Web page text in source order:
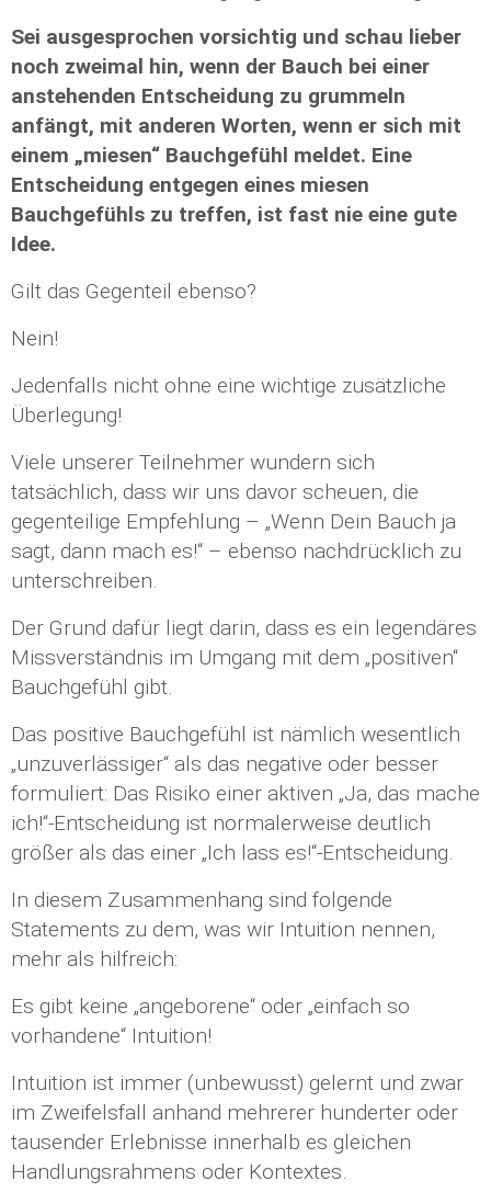
Sei ausgesprochen vorsichtig und schau lieber
noch zweimal hin, wenn der Bauch bei einer
anstehenden Entscheidung zu grummeln
anfängt, mit anderen Worten, wenn er sich mit
einem „miesen“ Bauchgefühl meldet. Eine
Entscheidung entgegen eines miesen
Bauchgefühls zu treffen, ist fast nie eine gute
Idee.
Gilt das Gegenteil ebenso?
Nein!
Jedenfalls nicht ohne eine wichtige zusätzliche
Überlegung!
Viele unserer Teilnehmer wundern sich
tatsächlich, dass wir uns davor scheuen, die
gegenteilige Empfehlung – „Wenn Dein Bauch ja
sagt, dann mach es!“ – ebenso nachdrücklich zu
unterschreiben.
Der Grund dafür liegt darin, dass es ein legendäres
Missverständnis im Umgang mit dem „positiven“
Bauchgefühl gibt.
Das positive Bauchgefühl ist nämlich wesentlich
„unzuverlässiger“ als das negative oder besser
formuliert: Das Risiko einer aktiven „Ja, das mache
ich!“-Entscheidung ist normalerweise deutlich
größer als das einer „Ich lass es!“-Entscheidung.
In diesem Zusammenhang sind folgende
Statements zu dem, was wir Intuition nennen,
mehr als hilfreich:
Es gibt keine „angeborene“ oder „einfach so
vorhandene“ Intuition!
Intuition ist immer (unbewusst) gelernt und zwar
im Zweifelsfall anhand mehrerer hunderter oder
tausender Erlebnisse innerhalb es gleichen
Handlungsrahmens oder Kontextes.